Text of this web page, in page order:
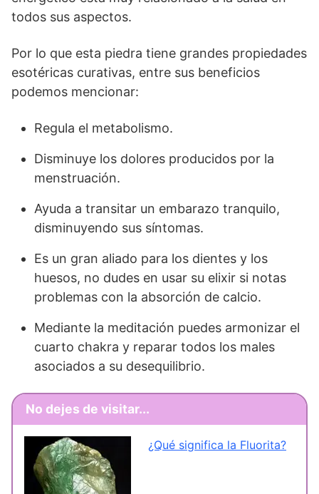
todos sus aspectos.
Por lo que esta piedra tiene grandes propiedades
esotéricas curativas, entre sus beneficios
podemos mencionar:
Regula el metabolismo.
Disminuye los dolores producidos por la
menstruación.
Ayuda a transitar un embarazo tranquilo,
disminuyendo sus síntomas.
Es un gran aliado para los dientes y los
huesos, no dudes en usar su elixir si notas
problemas con la absorción de calcio.
Mediante la meditación puedes armonizar el
cuarto chakra y reparar todos los males
asociados a su desequilibrio.
No dejes de visitar...
¿Qué significa la Fluorita?